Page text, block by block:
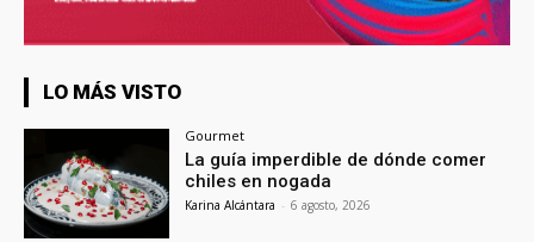
LO MÁS VISTO
Gourmet
La guía imperdible de dónde comer
chiles en nogada
Karina Alcántara - 6 agosto, 2026